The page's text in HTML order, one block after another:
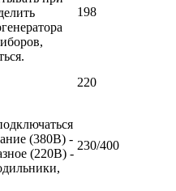
198
220
(380В) -
(220В) -
230/400